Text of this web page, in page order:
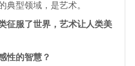
典型领域，是艺术。
征服了世界，艺术让人类美
性的智慧？